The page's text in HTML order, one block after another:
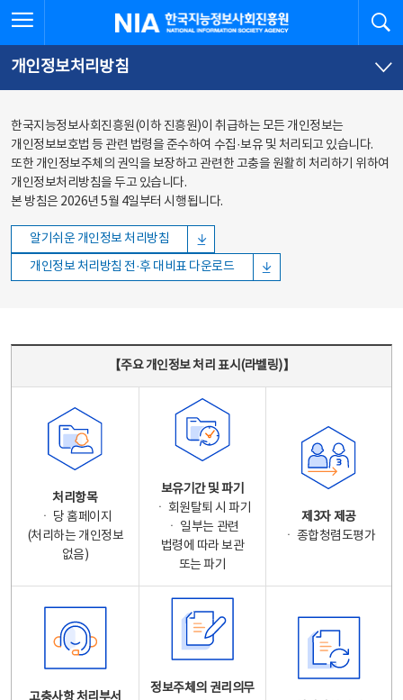
바로가기
바로가기
한국지능정보사회진흥원
개인정보처리방침
한국지능정보사회진흥원(이하 진흥원)이 취급하는 모든 개인정보는
개인정보보호법 등 관련 법령을 준수하여 수집·보유 및 처리되고 있습니다.
또한 개인정보주체의 권익을 보장하고 관련한 고충을 원활히 처리하기 위하여
개인정보처리방침을 두고 있습니다.
본 방침은 2026년 5월 4일부터 시행됩니다.
알기쉬운 개인정보 처리방침
개인정보 처리방침 전·후 대비표 다운로드
【주요 개인정보 처리 표시(라벨링)】
처리항목
ㆍ 당 홈페이지
(처리하는 개인정보
없음)
보유기간 및 파기
ㆍ 회원탈퇴 시 파기
ㆍ 일부는 관련
법령에 따라 보관
또는 파기
제3자 제공
ㆍ 종합청렴도평가
정보주체의 권리의무